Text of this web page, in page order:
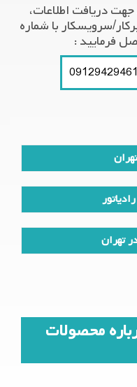
دریافت اطلاعات،
سرویسکار با شماره
فرمایید :
09129429461
تهران
محصولات